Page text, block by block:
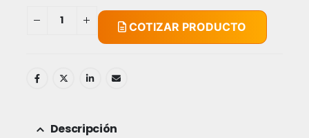
COTIZAR PRODUCTO
Descripción